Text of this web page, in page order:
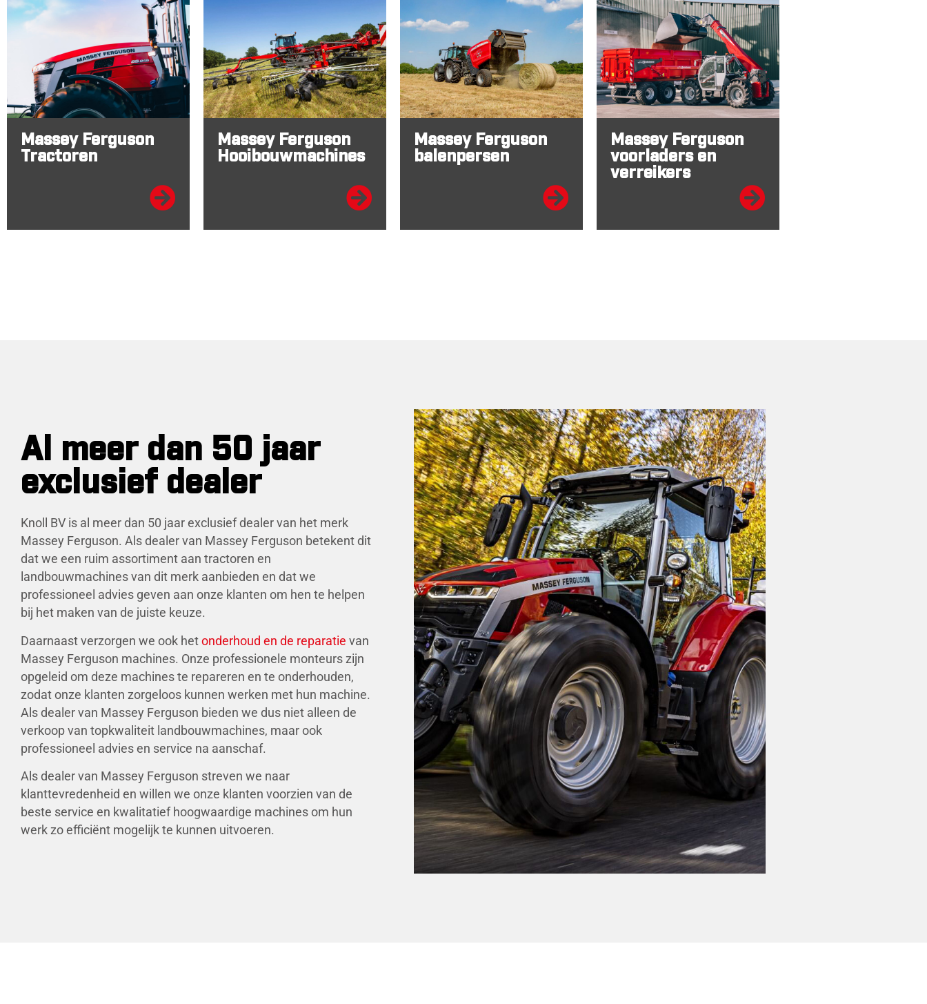
Massey Ferguson
Tractoren
Massey Ferguson
Hooibouwmachines
Massey Ferguson
balenpersen
Massey Ferguson
voorladers en
verreikers
Al meer dan 50 jaar
exclusief dealer
Knoll BV is al meer dan 50 jaar exclusief dealer van het merk
Massey Ferguson. Als dealer van Massey Ferguson betekent dit
dat we een ruim assortiment aan tractoren en
landbouwmachines van dit merk aanbieden en dat we
professioneel advies geven aan onze klanten om hen te helpen
bij het maken van de juiste keuze.
Daarnaast verzorgen we ook het onderhoud en de reparatie van
Massey Ferguson machines. Onze professionele monteurs zijn
opgeleid om deze machines te repareren en te onderhouden,
zodat onze klanten zorgeloos kunnen werken met hun machine.
Als dealer van Massey Ferguson bieden we dus niet alleen de
verkoop van topkwaliteit landbouwmachines, maar ook
professioneel advies en service na aanschaf.
Als dealer van Massey Ferguson streven we naar
klanttevredenheid en willen we onze klanten voorzien van de
beste service en kwalitatief hoogwaardige machines om hun
werk zo efficiënt mogelijk te kunnen uitvoeren.